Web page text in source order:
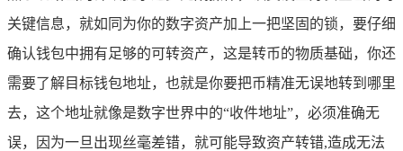
关键信息，就如同为你的数字资产加上一把坚固的锁，要仔细
确认钱包中拥有足够的可转资产，这是转币的物质基础，你还
需要了解目标钱包地址，也就是你要把币精准无误地转到哪里
去，这个地址就像是数字世界中的“收件地址”，必须准确无
误，因为一旦出现丝毫差错，就可能导致资产转错,造成无法